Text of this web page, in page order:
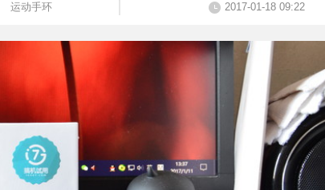
运动手环 2017-01-18 09:22